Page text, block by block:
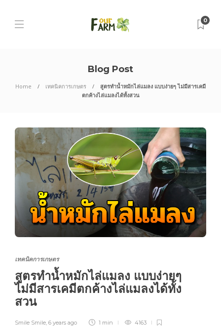
0
Blog Post
Home เทคนิคการเกษตร
สูตรทำน้ำหมักไล่แมลง แบบง่ายๆ ไม่มีสารเคมี
ตกค้างไล่แมลงได้ทั้งสวน
เทคนิคการเกษตร
สูตรทำน้ำหมักไล่แมลง แบบง่ายๆ
ไม่มีสารเคมีตกค้างไล่แมลงได้ทั้ง
สวน
Smile Smile 6 years ago 1 min 4163